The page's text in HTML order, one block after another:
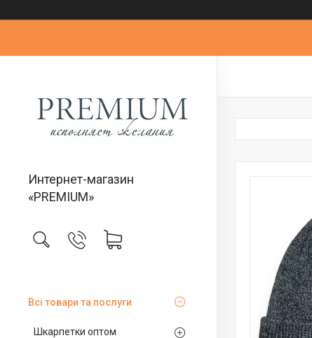
Интернет-магазин
«PREMIUM»
Всі товари та послуги
Шкарпетки оптом